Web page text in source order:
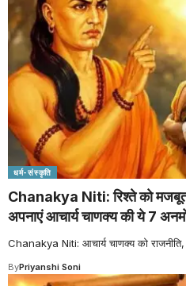
धर्म-संस्कृति
Chanakya Niti: रिश्ते को
अपनाएं आचार्य चाणक्य की ये 7
Chanakya Niti: आचार्य चाणक्य को
ByPriyanshi Soni